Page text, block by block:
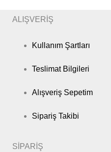
ALIŞVERİŞ
Kullanım Şartları
Teslimat Bilgileri
Alışveriş Sepetim
Sipariş Takibi
SİPARİŞ